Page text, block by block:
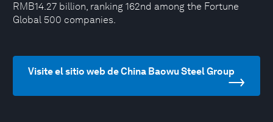
RMB14.27 billion, ranking 162nd among the Fortune
Global 500 companies.
Visite el sitio web de China Baowu Steel Group